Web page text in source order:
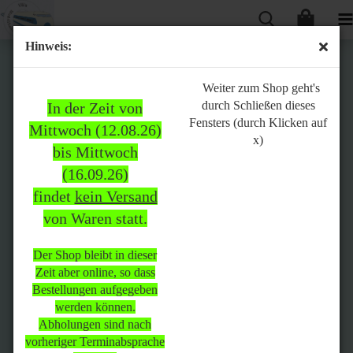
Hinweis:
In der Zeit von
Mittwoch (12.08.26)
bis Mittwoch
(16.09.26)
findet kein Versand
von Waren statt.
Der Shop bleibt in dieser
Zeit aber online, so dass
Bestellungen aufgegeben
werden können.
Abholungen sind nach
vorheriger Terminabsprache
Weiter zum Shop geht's
durch Schließen dieses
Fensters (durch Klicken auf
x)
Bitte
beachten:
In der Zeit von Mittwoch
(12.08.26) bis Mittwoch
(16.09.26)
statt.
Der Shop bleibt in dieser Zeit
aber online, so dass
Bestellungen aufgegeben
werden können.